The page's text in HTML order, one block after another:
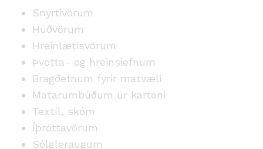
Snyrtivörum
Húðvörum
Hreinlætisvörum
Þvotta- og hreinsiefnum
Bragðefnum fyrir matvæli
Matarumbúðum úr kartoni
Textíl, skóm
Íþróttavörum
Sólgleraugum